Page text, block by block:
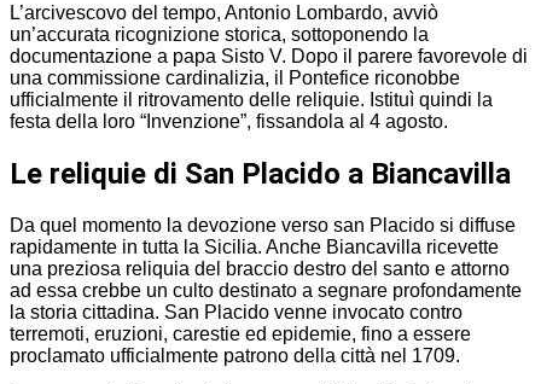
L’arcivescovo del tempo, Antonio Lombardo, avviò
un’accurata ricognizione storica, sottoponendo la
documentazione a papa Sisto V. Dopo il parere favorevole di
una commissione cardinalizia, il Pontefice riconobbe
ufficialmente il ritrovamento delle reliquie. Istituì quindi la
festa della loro “Invenzione”, fissandola al 4 agosto.
Le reliquie di San Placido a Biancavilla
Da quel momento la devozione verso san Placido si diffuse
rapidamente in tutta la Sicilia. Anche Biancavilla ricevette
una preziosa reliquia del braccio destro del santo e attorno
ad essa crebbe un culto destinato a segnare profondamente
la storia cittadina. San Placido venne invocato contro
terremoti, eruzioni, carestie ed epidemie, fino a essere
proclamato ufficialmente patrono della città nel 1709.